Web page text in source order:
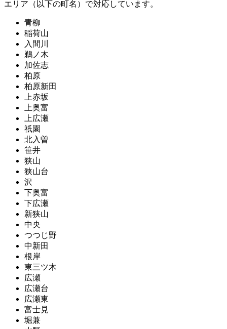
エリア（以下の町名）で対応しています。
青柳
稲荷山
入間川
鵜ノ木
加佐志
柏原
柏原新田
上赤坂
上奥富
上広瀬
祇園
北入曽
笹井
狭山
狭山台
沢
下奥富
下広瀬
新狭山
中央
つつじ野
中新田
根岸
東三ツ木
広瀬
広瀬台
広瀬東
富士見
堀兼